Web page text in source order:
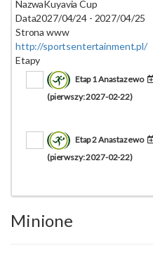
NazwaKuyavia Cup
Data2027/04/24 - 2027/04/25
Strona www
http://sportsentertainment.pl/
Etapy
Etap 1 Anastazewo
(pierwszy: 2027-02-22)
Etap 2 Anastazewo
(pierwszy: 2027-02-22)
Minione